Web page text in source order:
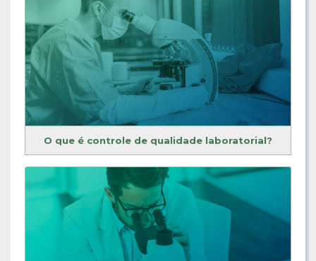
O que é controle de qualidade laboratorial?